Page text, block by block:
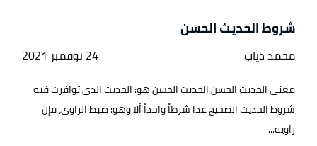
شروط الحديث الحسن
محمد ذياب 24 نوفمبر 2021
معنى الحديث الحسن الحديث الحسن هو: الحديث الذي توافرت فيه
شروط الحديث الصحيح عدا شرطاً واحداً ألا وهو: ضبط الراوي، فإن
راويه...